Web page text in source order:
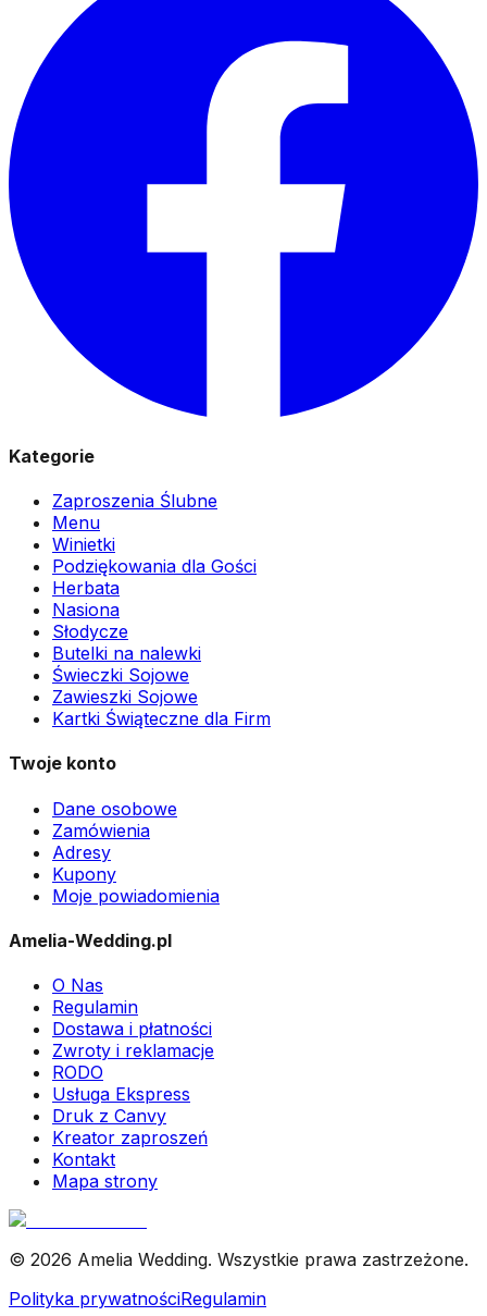
Kategorie
Zaproszenia Ślubne
Menu
Winietki
Podziękowania dla Gości
Herbata
Nasiona
Słodycze
Butelki na nalewki
Świeczki Sojowe
Zawieszki Sojowe
Kartki Świąteczne dla Firm
Twoje konto
Dane osobowe
Zamówienia
Adresy
Kupony
Moje powiadomienia
Amelia-Wedding.pl
O Nas
Regulamin
Dostawa i płatności
Zwroty i reklamacje
RODO
Usługa Ekspress
Druk z Canvy
Kreator zaproszeń
Kontakt
Mapa strony
© 2026 Amelia Wedding. Wszystkie prawa zastrzeżone.
Polityka prywatnościRegulamin